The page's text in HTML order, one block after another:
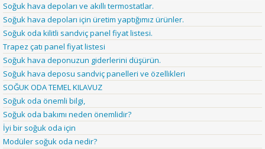
Soğuk hava depoları ve akıllı termostatlar.
Soğuk hava depoları için üretim yaptığımız ürünler.
Soğuk oda kilitli sandviç panel fiyat listesi.
Trapez çatı panel fiyat listesi
Soğuk hava deponuzun giderlerini düşürün.
Soğuk hava deposu sandviç panelleri ve özellikleri
SOĞUK ODA TEMEL KILAVUZ
Soğuk oda önemli bilgi,
Soğuk oda bakımı neden önemlidir?
İyi bir soğuk oda için
Modüler soğuk oda nedir?